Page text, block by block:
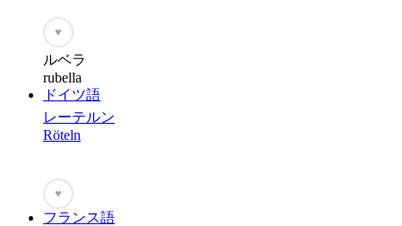
♥
ルベラ
rubella
ドイツ語
レーテルン
Röteln
♥
フランス語